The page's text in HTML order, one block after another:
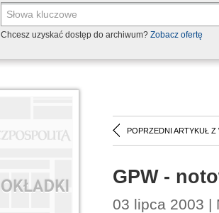
Chcesz uzyskać dostęp do archiwum? Zobacz ofertę
POPRZEDNI ARTYKUŁ Z
GPW -
03 lipca 2003 |